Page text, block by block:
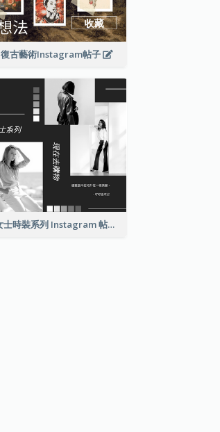
復古藝術Instagram帖子
女士時裝系列 Instagram 帖子